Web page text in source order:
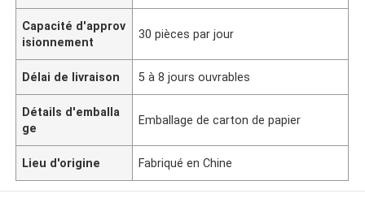
Capacité d'approv
isionnement
30 pièces par jour
Délai de livraison 5 à 8 jours ouvrables
Détails d'emballa
ge
Emballage de carton de papier
Lieu d'origine Fabriqué en Chine